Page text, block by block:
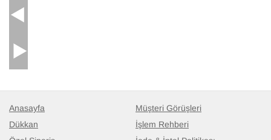
Anasayfa
Dükkan
Müşteri Görüşleri
İşlem Rehberi